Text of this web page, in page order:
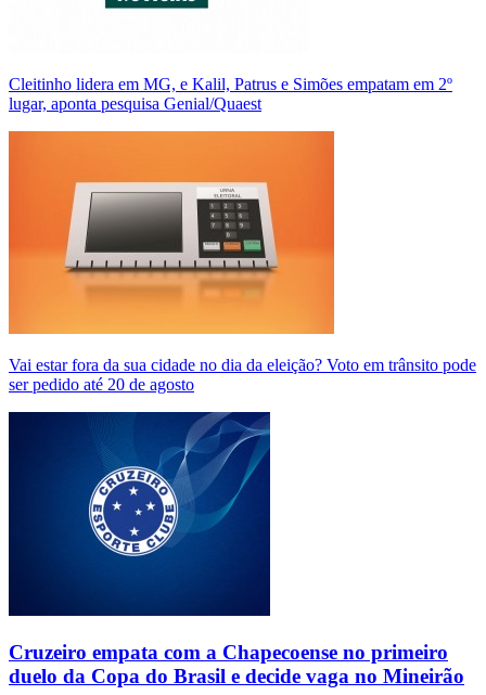
Cleitinho lidera em MG, e Kalil, Patrus e Simões empatam em 2º
lugar, aponta pesquisa Genial/Quaest
Vai estar fora da sua cidade no dia da eleição? Voto em trânsito pode
ser pedido até 20 de agosto
Cruzeiro empata com a Chapecoense no primeiro
duelo da Copa do Brasil e decide vaga no Mineirão